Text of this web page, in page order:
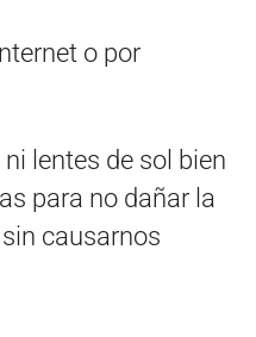
o por
lentes de sol bien
para no dañar la
causarnos